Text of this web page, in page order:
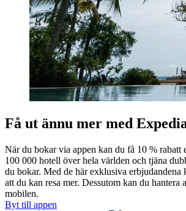
Få ut ännu mer med
När du bokar via appen kan du få 10 % rabatt
100 000 hotell över hela världen och tjäna
du bokar. Med de här exklusiva erbjudandena
att du kan resa mer. Dessutom kan du hantera
mobilen.
Byt till appen